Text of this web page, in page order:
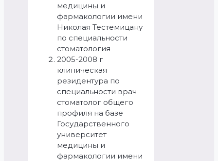
медицины и
фармакологии имени
Николая Тестемицану
по специальности
стоматология
2005-2008 г
клиническая
резидентура по
специальности врач
стоматолог общего
профиля на базе
Государственного
университет
медицины и
фармакологии имени